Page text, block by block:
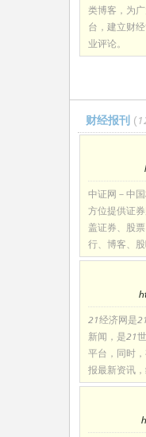
类博客，为
台，建立财
业评论。
财经报刊
中证网－中
方位提供证
盖证券、股
行、博客、
21经济网是
新闻，是21
平台，同时
报最新资讯